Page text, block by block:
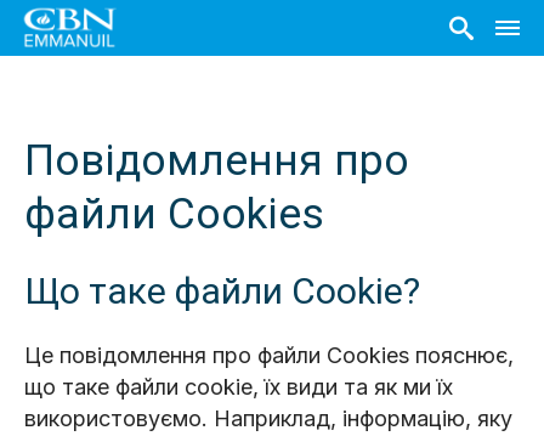
Повідомлення про
файли Сookies
Що таке файли Сookie?
Це повідомлення про файли Сookies пояснює,
що таке файли cookie, їх види та як ми їх
використовуємо. Наприклад, інформацію, яку